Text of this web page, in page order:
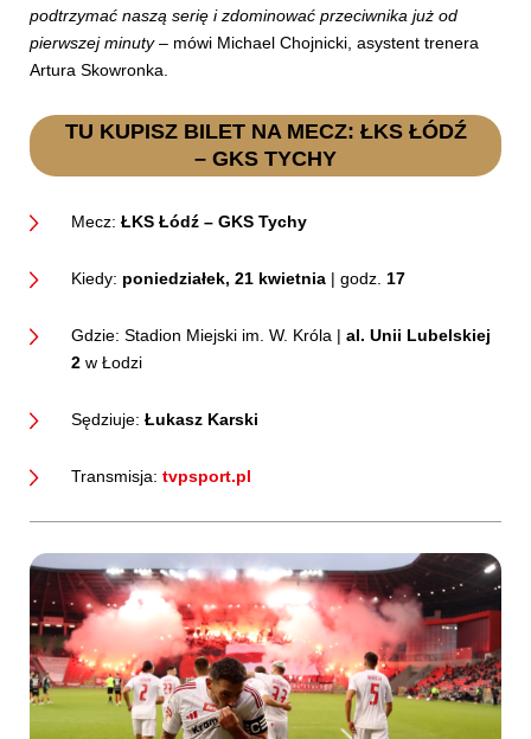
podtrzymać naszą serię i zdominować przeciwnika już od
pierwszej minuty– mówi Michael Chojnicki, asystent trenera
Artura Skowronka.
TU KUPISZ BILET NA MECZ: ŁKS ŁÓDŹ
– GKS TYCHY
Mecz: ŁKS Łódź – GKS Tychy
Kiedy: poniedziałek, 21 kwietnia | godz. 17
Gdzie: Stadion Miejski im. W. Króla | al. Unii Lubelskiej
2 w Łodzi
Sędziuje: Łukasz Karski
Transmisja: tvpsport.pl